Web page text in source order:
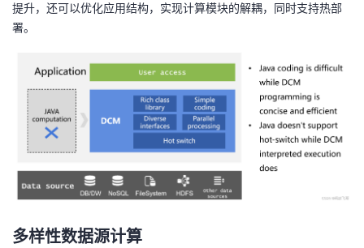
提升，还可以优化应用结构，实现计算模块的解耦，同时支持热部
署。
多样性数据源计算